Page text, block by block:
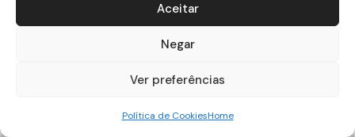
Aceitar
Negar
Ver preferências
Política de CookiesHome